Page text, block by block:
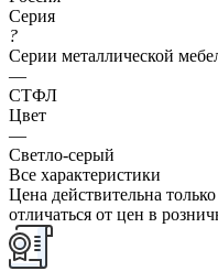
Серия
?
Серии металлической
—
СТФЛ
Цвет
—
Светло-серый
Все характеристики
Цена действительна
отличаться от цен в